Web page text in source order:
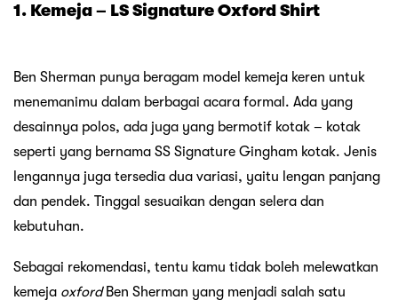
1. Kemeja – LS Signature Oxford Shirt
Ben Sherman punya beragam model kemeja keren untuk
menemanimu dalam berbagai acara formal. Ada yang
desainnya polos, ada juga yang bermotif kotak – kotak
seperti yang bernama SS Signature Gingham kotak. Jenis
lengannya juga tersedia dua variasi, yaitu lengan panjang
dan pendek. Tinggal sesuaikan dengan selera dan
kebutuhan.
Sebagai rekomendasi, tentu kamu tidak boleh melewatkan
kemeja oxfordBen Sherman yang menjadi salah satu